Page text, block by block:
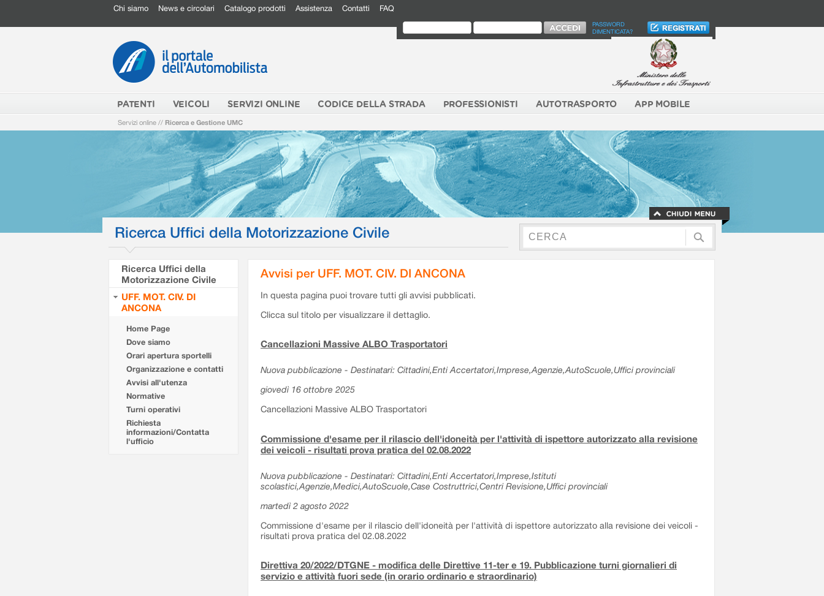
Chi siamo News e circolari Catalogo prodotti Assistenza Contatti FAQ
PASSWORD
DIMENTICATA?
PATENTI VEICOLI SERVIZI ONLINE CODICE DELLA STRADA PROFESSIONISTI AUTOTRASPORTO APP MOBILE
Servizi online // Ricerca e Gestione UMC
Ricerca Uffici della Motorizzazione Civile
Ricerca Uffici della
Motorizzazione Civile
UFF. MOT. CIV. DI
ANCONA
Home Page
Dove siamo
Orari apertura sportelli
Organizzazione e contatti
Avvisi all'utenza
Normative
Turni operativi
Richiesta
informazioni/Contatta
l'ufficio
Avvisi per UFF. MOT. CIV. DI ANCONA
In questa pagina puoi trovare tutti gli avvisi pubblicati.
Clicca sul titolo per visualizzare il dettaglio.
Cancellazioni Massive ALBO Trasportatori
Nuova pubblicazione - Destinatari: Cittadini,Enti Accertatori,Imprese,Agenzie,AutoScuole,Uffici provinciali
giovedì 16 ottobre 2025
Cancellazioni Massive ALBO Trasportatori
Commissione d'esame per il rilascio dell'idoneità per l'attività di ispettore autorizzato alla revisione
dei veicoli - risultati prova pratica del 02.08.2022
Nuova pubblicazione - Destinatari: Cittadini,Enti Accertatori,Imprese,Istituti
scolastici,Agenzie,Medici,AutoScuole,Case Costruttrici,Centri Revisione,Uffici provinciali
martedì 2 agosto 2022
Commissione d'esame per il rilascio dell'idoneità per l'attività di ispettore autorizzato alla revisione dei veicoli -
risultati prova pratica del 02.08.2022
Direttiva 20/2022/DTGNE - modifica delle Direttive 11-ter e 19. Pubblicazione turni giornalieri di
servizio e attività fuori sede (in orario ordinario e straordinario)